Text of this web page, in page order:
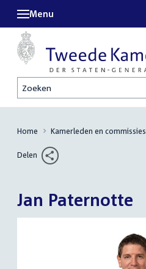
Zoeken
Menu
Home Kamerleden en commissies
Delen
Jan Paternotte